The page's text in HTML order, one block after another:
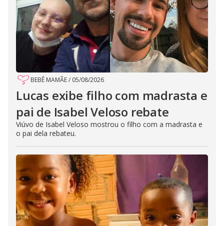
BEBÊ MAMÃE/ 05/08/2026
Lucas exibe filho com madrasta e
pai de Isabel Veloso rebate
Viúvo de Isabel Veloso mostrou o filho com a madrasta e
o pai dela rebateu.